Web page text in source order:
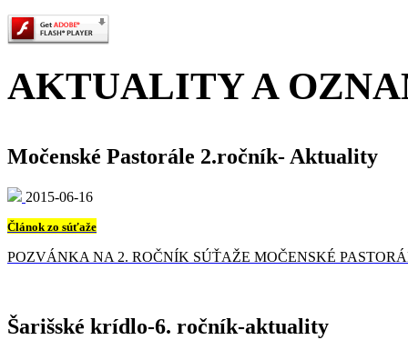
AKTUALITY A
Močenské Pastorále 2.ročník- Aktuality
2015-06-16
Článok zo súťaže
POZVÁNKA NA 2. ROČNÍK SÚŤAŽE MOČENSKÉ
Šarišské krídlo-6. ročník-aktuality